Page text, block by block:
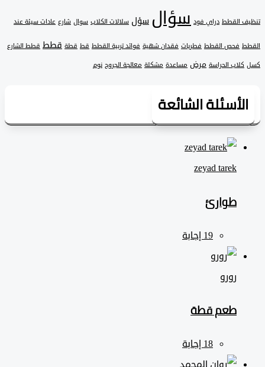
القطط دراي فود سؤالسؤل سلالات الكلاب سوال شارع عادات سيئة عند
فحص القطط فطريات فقدان شهية فوائد تربية القطط قط قطة قطط قطط الشارع
الحراسة مرض مساعدة مشكلة معالجة الجروح نوم
الشائعة
zeyad ‎tarek
طوارئ
طعم قطة